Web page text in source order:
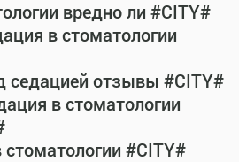
вредно ли #CITY#
в стоматологии
седацией отзывы #CITY#
в стоматологии
#CITY#